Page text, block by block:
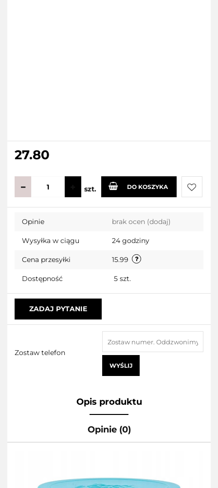
27.80
szt. DO KOSZYKA
Do
Opinie brak ocen (dodaj)
Wysyłka w ciągu 24 godziny
Cena przesyłki 15.99
Dostępność 5 szt.
ZADAJ PYTANIE
Zostaw telefon
WYŚLIJ
Opis produktu
Opinie (0)